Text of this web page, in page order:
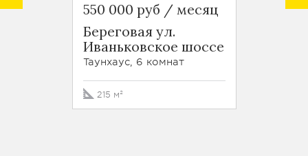
550 000 руб / месяц
Береговая ул.
Иваньковское шоссе
Таунхаус, 6 комнат
215 м²
400